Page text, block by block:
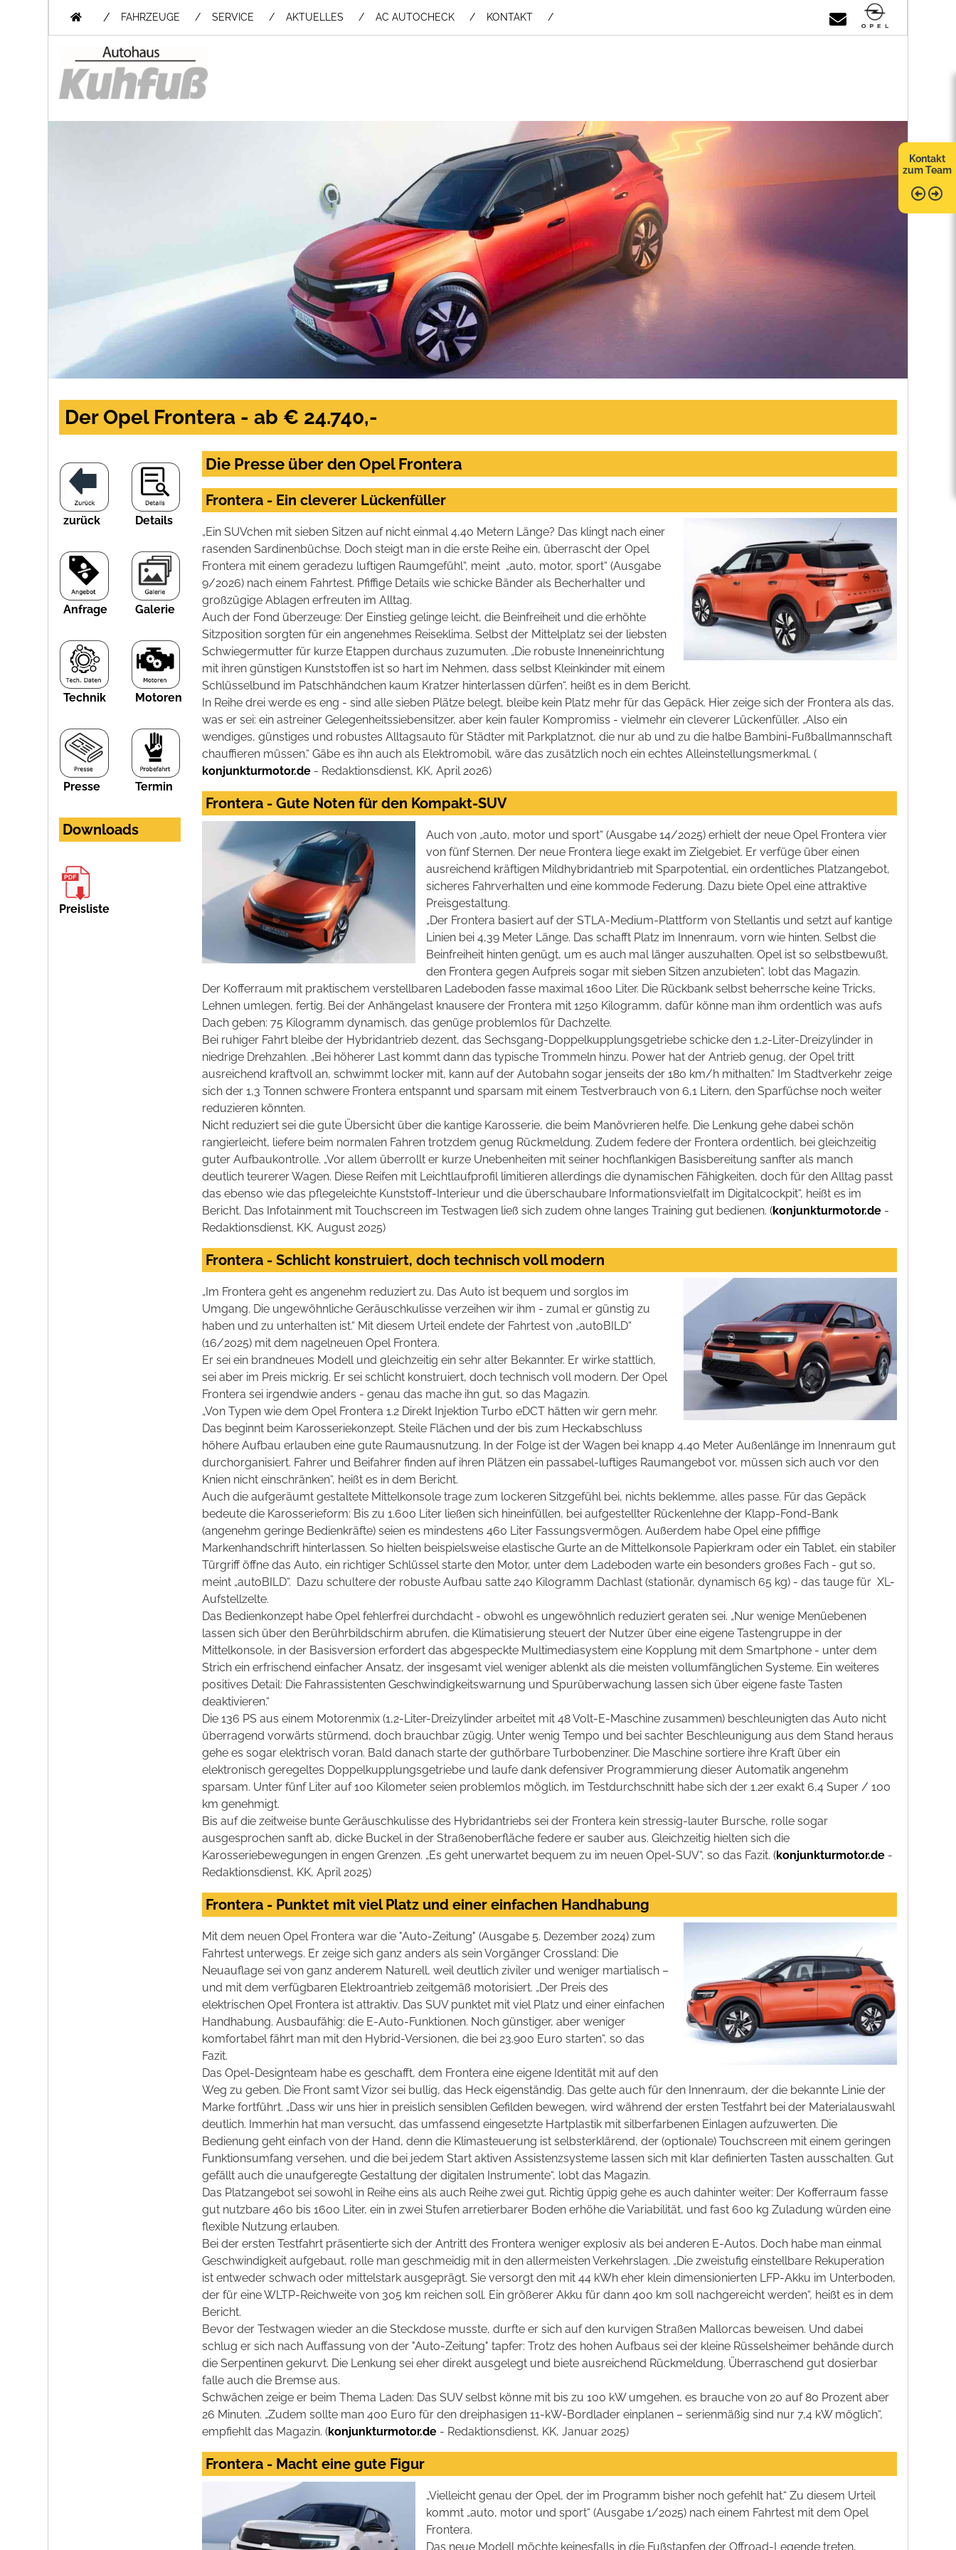
/ FAHRZEUGE SERVICE AKTUELLES AC AUTOCHECK KONTAKT
Kontakt
zum Team
Der Opel Frontera - ab € 24.740,-
zurück Details
Anfrage Galerie
Technik Motoren
Presse Termin
Downloads
Preisliste
Die Presse über den Opel Frontera
Frontera - Ein cleverer Lückenfüller
„Ein SUVchen mit sieben Sitzen auf nicht einmal 4,40 Metern Länge? Das klingt nach einer
rasenden Sardinenbüchse. Doch steigt man in die erste Reihe ein, überrascht der Opel
Frontera mit einem geradezu luftigen Raumgefühl“, meint „auto, motor, sport“ (Ausgabe
9/2026) nach einem Fahrtest. Pfiffige Details wie schicke Bänder als Becherhalter und
großzügige Ablagen erfreuten im Alltag.
Auch der Fond überzeuge: Der Einstieg gelinge leicht, die Beinfreiheit und die erhöhte
Sitzposition sorgten für ein angenehmes Reiseklima. Selbst der Mittelplatz sei der liebsten
Schwiegermutter für kurze Etappen durchaus zuzumuten. „Die robuste Inneneinrichtung
mit ihren günstigen Kunststoffen ist so hart im Nehmen, dass selbst Kleinkinder mit einem
Schlüsselbund im Patschhändchen kaum Kratzer hinterlassen dürfen“, heißt es in dem Bericht.
In Reihe drei werde es eng - sind alle sieben Plätze belegt, bleibe kein Platz mehr für das Gepäck. Hier zeige sich der Frontera als das,
was er sei: ein astreiner Gelegenheitssiebensitzer, aber kein fauler Kompromiss - vielmehr ein cleverer Lückenfüller. „Also ein
wendiges, günstiges und robustes Alltagsauto für Städter mit Parkplatznot, die nur ab und zu die halbe Bambini-Fußballmannschaft
chauffieren müssen.“ Gäbe es ihn auch als Elektromobil, wäre das zusätzlich noch ein echtes Alleinstellungsmerkmal. (
konjunkturmotor.de - Redaktionsdienst, KK, April 2026)
Frontera - Gute Noten für den Kompakt-SUV
Auch von „auto, motor und sport“ (Ausgabe 14/2025) erhielt der neue Opel Frontera vier
von fünf Sternen. Der neue Frontera liege exakt im Zielgebiet. Er verfüge über einen
ausreichend kräftigen Mildhybridantrieb mit Sparpotential, ein ordentliches Platzangebot,
sicheres Fahrverhalten und eine kommode Federung. Dazu biete Opel eine attraktive
Preisgestaltung.
„Der Frontera basiert auf der STLA-Medium-Plattform von Stellantis und setzt auf kantige
Linien bei 4,39 Meter Länge. Das schafft Platz im Innenraum, vorn wie hinten. Selbst die
Beinfreiheit hinten genügt, um es auch mal länger auszuhalten. Opel ist so selbstbewußt,
den Frontera gegen Aufpreis sogar mit sieben Sitzen anzubieten“, lobt das Magazin.
Der Kofferraum mit praktischem verstellbaren Ladeboden fasse maximal 1600 Liter. Die Rückbank selbst beherrsche keine Tricks,
Lehnen umlegen, fertig. Bei der Anhängelast knausere der Frontera mit 1250 Kilogramm, dafür könne man ihm ordentlich was aufs
Dach geben: 75 Kilogramm dynamisch, das genüge problemlos für Dachzelte.
Bei ruhiger Fahrt bleibe der Hybridantrieb dezent, das Sechsgang-Doppelkupplungsgetriebe schicke den 1,2-Liter-Dreizylinder in
niedrige Drehzahlen. „Bei höherer Last kommt dann das typische Trommeln hinzu. Power hat der Antrieb genug, der Opel tritt
ausreichend kraftvoll an, schwimmt locker mit, kann auf der Autobahn sogar jenseits der 180 km/h mithalten.“ Im Stadtverkehr zeige
sich der 1,3 Tonnen schwere Frontera entspannt und sparsam mit einem Testverbrauch von 6,1 Litern, den Sparfüchse noch weiter
reduzieren könnten.
Nicht reduziert sei die gute Übersicht über die kantige Karosserie, die beim Manövrieren helfe. Die Lenkung gehe dabei schön
rangierleicht, liefere beim normalen Fahren trotzdem genug Rückmeldung. Zudem federe der Frontera ordentlich, bei gleichzeitig
guter Aufbaukontrolle. „Vor allem überrollt er kurze Unebenheiten mit seiner hochflankigen Basisbereitung sanfter als manch
deutlich teurerer Wagen. Diese Reifen mit Leichtlaufprofil limitieren allerdings die dynamischen Fähigkeiten, doch für den Alltag passt
das ebenso wie das pflegeleichte Kunststoff-Interieur und die überschaubare Informationsvielfalt im Digitalcockpit“, heißt es im
Bericht. Das Infotainment mit Touchscreen im Testwagen ließ sich zudem ohne langes Training gut bedienen. (konjunkturmotor.de -
Redaktionsdienst, KK, August 2025)
Frontera - Schlicht konstruiert, doch technisch voll modern
„Im Frontera geht es angenehm reduziert zu. Das Auto ist bequem und sorglos im
Umgang. Die ungewöhnliche Geräuschkulisse verzeihen wir ihm - zumal er günstig zu
haben und zu unterhalten ist.“ Mit diesem Urteil endete der Fahrtest von „autoBILD“
(16/2025) mit dem nagelneuen Opel Frontera.
Er sei ein brandneues Modell und gleichzeitig ein sehr alter Bekannter. Er wirke stattlich,
sei aber im Preis mickrig. Er sei schlicht konstruiert, doch technisch voll modern. Der Opel
Frontera sei irgendwie anders - genau das mache ihn gut, so das Magazin.
„Von Typen wie dem Opel Frontera 1.2 Direkt Injektion Turbo eDCT hätten wir gern mehr.
Das beginnt beim Karosseriekonzept. Steile Flächen und der bis zum Heckabschluss
höhere Aufbau erlauben eine gute Raumausnutzung. In der Folge ist der Wagen bei knapp 4,40 Meter Außenlänge im Innenraum gut
durchorganisiert. Fahrer und Beifahrer finden auf ihren Plätzen ein passabel-luftiges Raumangebot vor, müssen sich auch vor den
Knien nicht einschränken“, heißt es in dem Bericht.
Auch die aufgeräumt gestaltete Mittelkonsole trage zum lockeren Sitzgefühl bei, nichts beklemme, alles passe. Für das Gepäck
bedeute die Karosserieform: Bis zu 1.600 Liter ließen sich hineinfüllen, bei aufgestellter Rückenlehne der Klapp-Fond-Bank
(angenehm geringe Bedienkräfte) seien es mindestens 460 Liter Fassungsvermögen. Außerdem habe Opel eine pfiffige
Markenhandschrift hinterlassen. So hielten beispielsweise elastische Gurte an de Mittelkonsole Papierkram oder ein Tablet, ein stabiler
Türgriff öffne das Auto, ein richtiger Schlüssel starte den Motor, unter dem Ladeboden warte ein besonders großes Fach - gut so,
meint „autoBILD“. Dazu schultere der robuste Aufbau satte 240 Kilogramm Dachlast (stationär, dynamisch 65 kg) - das tauge für XL-
Aufstellzelte.
Das Bedienkonzept habe Opel fehlerfrei durchdacht - obwohl es ungewöhnlich reduziert geraten sei. „Nur wenige Menüebenen
lassen sich über den Berührbildschirm abrufen, die Klimatisierung steuert der Nutzer über eine eigene Tastengruppe in der
Mittelkonsole, in der Basisversion erfordert das abgespeckte Multimediasystem eine Kopplung mit dem Smartphone - unter dem
Strich ein erfrischend einfacher Ansatz, der insgesamt viel weniger ablenkt als die meisten vollumfänglichen Systeme. Ein weiteres
positives Detail: Die Fahrassistenten Geschwindigkeitswarnung und Spurüberwachung lassen sich über eigene faste Tasten
deaktivieren.“
Die 136 PS aus einem Motorenmix (1,2-Liter-Dreizylinder arbeitet mit 48 Volt-E-Maschine zusammen) beschleunigten das Auto nicht
überragend vorwärts stürmend, doch brauchbar zügig. Unter wenig Tempo und bei sachter Beschleunigung aus dem Stand heraus
gehe es sogar elektrisch voran. Bald danach starte der guthörbare Turbobenziner. Die Maschine sortiere ihre Kraft über ein
elektronisch geregeltes Doppelkupplungsgetriebe und laufe dank defensiver Programmierung dieser Automatik angenehm
sparsam. Unter fünf Liter auf 100 Kilometer seien problemlos möglich, im Testdurchschnitt habe sich der 1.2er exakt 6,4 Super / 100
km genehmigt.
Bis auf die zeitweise bunte Geräuschkulisse des Hybridantriebs sei der Frontera kein stressig-lauter Bursche, rolle sogar
ausgesprochen sanft ab, dicke Buckel in der Straßenoberfläche federe er sauber aus. Gleichzeitig hielten sich die
Karosseriebewegungen in engen Grenzen. „Es geht unerwartet bequem zu im neuen Opel-SUV“, so das Fazit. (konjunkturmotor.de -
Redaktionsdienst, KK, April 2025)
Frontera - Punktet mit viel Platz und einer einfachen Handhabung
Mit dem neuen Opel Frontera war die "Auto-Zeitung" (Ausgabe 5. Dezember 2024) zum
Fahrtest unterwegs. Er zeige sich ganz anders als sein Vorgänger Crossland: Die
Neuauflage sei von ganz anderem Naturell, weil deutlich ziviler und weniger martialisch –
und mit dem verfügbaren Elektroantrieb zeitgemäß motorisiert. „Der Preis des
elektrischen Opel Frontera ist attraktiv. Das SUV punktet mit viel Platz und einer einfachen
Handhabung. Ausbaufähig: die E-Auto-Funktionen. Noch günstiger, aber weniger
komfortabel fährt man mit den Hybrid-Versionen, die bei 23.900 Euro starten“, so das
Fazit.
Das Opel-Designteam habe es geschafft, dem Frontera eine eigene Identität mit auf den
Weg zu geben. Die Front samt Vizor sei bullig, das Heck eigenständig. Das gelte auch für den Innenraum, der die bekannte Linie der
Marke fortführt. „Dass wir uns hier in preislich sensiblen Gefilden bewegen, wird während der ersten Testfahrt bei der Materialauswahl
deutlich. Immerhin hat man versucht, das umfassend eingesetzte Hartplastik mit silberfarbenen Einlagen aufzuwerten. Die
Bedienung geht einfach von der Hand, denn die Klimasteuerung ist selbsterklärend, der (optionale) Touchscreen mit einem geringen
Funktionsumfang versehen, und die bei jedem Start aktiven Assistenzsysteme lassen sich mit klar definierten Tasten ausschalten. Gut
gefällt auch die unaufgeregte Gestaltung der digitalen Instrumente“, lobt das Magazin.
Das Platzangebot sei sowohl in Reihe eins als auch Reihe zwei gut. Richtig üppig gehe es auch dahinter weiter: Der Kofferraum fasse
gut nutzbare 460 bis 1600 Liter, ein in zwei Stufen arretierbarer Boden erhöhe die Variabilität, und fast 600 kg Zuladung würden eine
flexible Nutzung erlauben.
Bei der ersten Testfahrt präsentierte sich der Antritt des Frontera weniger explosiv als bei anderen E-Autos. Doch habe man einmal
Geschwindigkeit aufgebaut, rolle man geschmeidig mit in den allermeisten Verkehrslagen. „Die zweistufig einstellbare Rekuperation
ist entweder schwach oder mittelstark ausgeprägt. Sie versorgt den mit 44 kWh eher klein dimensionierten LFP-Akku im Unterboden,
der für eine WLTP-Reichweite von 305 km reichen soll. Ein größerer Akku für dann 400 km soll nachgereicht werden“, heißt es in dem
Bericht.
Bevor der Testwagen wieder an die Steckdose musste, durfte er sich auf den kurvigen Straßen Mallorcas beweisen. Und dabei
schlug er sich nach Auffassung von der "Auto-Zeitung" tapfer: Trotz des hohen Aufbaus sei der kleine Rüsselsheimer behände durch
die Serpentinen gekurvt. Die Lenkung sei eher direkt ausgelegt und biete ausreichend Rückmeldung. Überraschend gut dosierbar
falle auch die Bremse aus.
Schwächen zeige er beim Thema Laden: Das SUV selbst könne mit bis zu 100 kW umgehen, es brauche von 20 auf 80 Prozent aber
26 Minuten. „Zudem sollte man 400 Euro für den dreiphasigen 11-kW-Bordlader einplanen – serienmäßig sind nur 7,4 kW möglich“,
empfiehlt das Magazin. (konjunkturmotor.de - Redaktionsdienst, KK, Januar 2025)
Frontera - Macht eine gute Figur
„Vielleicht genau der Opel, der im Programm bisher noch gefehlt hat.“ Zu diesem Urteil
kommt „auto, motor und sport“ (Ausgabe 1/2025) nach einem Fahrtest mit dem Opel
Frontera.
Das neue Modell möchte keinesfalls in die Fußstapfen der Offroad-Legende treten,